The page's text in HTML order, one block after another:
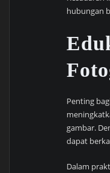
hubungan
Penting
gambar.
dapat
Dalam